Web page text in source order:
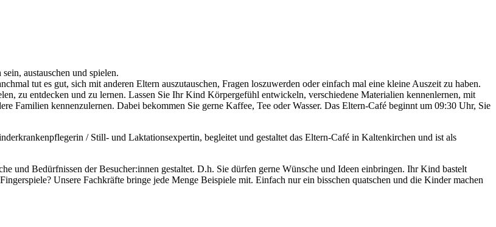
austauschen und spielen.
tut es gut, sich mit anderen Eltern auszutauschen, Fragen loszuwerden oder einfach mal eine kleine Auszeit zu haben.
zu entdecken und zu lernen. Lassen Sie Ihr Kind Körpergefühl entwickeln, verschiedene Materialien kennenlernen, mit
Familien kennenzulernen. Dabei bekommen Sie gerne Kaffee, Tee oder Wasser. Das Eltern-Café beginnt um 09:30 Uhr, Sie
/ Still- und Laktationsexpertin, begleitet und gestaltet das Eltern-Café in Kaltenkirchen und ist als
und Bedürfnissen der Besucher:innen gestaltet. D.h. Sie dürfen gerne Wünsche und Ideen einbringen. Ihr Kind bastelt
Unsere Fachkräfte bringe jede Menge Beispiele mit. Einfach nur ein bisschen quatschen und die Kinder machen